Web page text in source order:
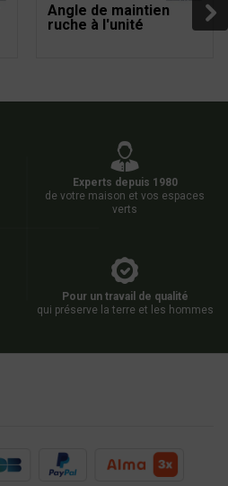
Angle de maintien
ruche à l'unité
Experts depuis 1980
de votre maison et vos espaces
verts
Pour un travail de qualité
qui préserve la terre et les hommes